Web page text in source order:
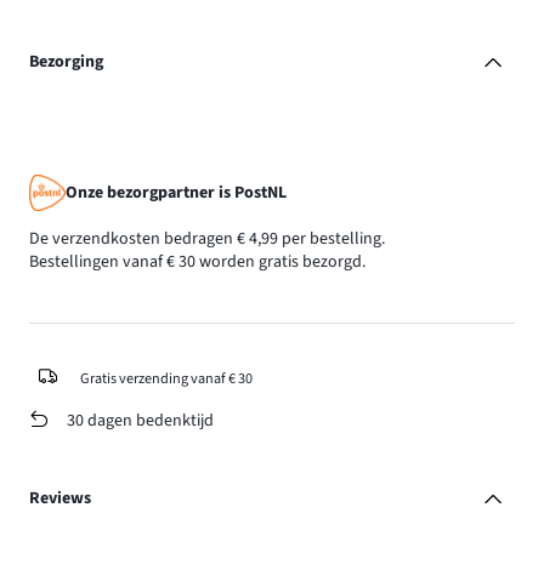
Bezorging
Onze bezorgpartner is PostNL
De verzendkosten bedragen € 4,99 per bestelling.
Bestellingen vanaf € 30 worden gratis bezorgd.
Gratis verzending vanaf € 30
30 dagen bedenktijd
Reviews